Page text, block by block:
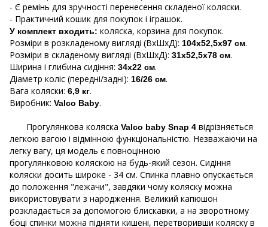
- Є ремінь для зручності перенесення складеної коляски.
- Практичний кошик для покупок і іграшок.
У комплект входить: коляска, корзина для покупок.
Розміри в розкладеному вигляді (ВхШхД): 104х52,5х97 см.
Розміри в складеному вигляді (ВхШхД): 31х52,5х78 см.
Ширина і глибина сидіння: 34х22 см.
Діаметр коліс (передні/задні): 16/26 см.
Вага коляски: 6,9 кг.
Виробник: Valco Baby.
Прогулянкова коляска Valco baby Snap 4 відрізняється
легкою вагою і відмінною функціональністю. Незважаючи на
легку вагу, ця модель є повноцінною
прогулянковою коляскою на будь-який сезон. Сидіння
коляски досить широке - 34 см. Спинка плавно опускається
до положення "лежачи", завдяки чому коляску можна
використовувати з народження. Великий капюшон
розкладається за допомогою блискавки, а на зворотному
боці спинки можна підняти кишені, перетворивши коляску в